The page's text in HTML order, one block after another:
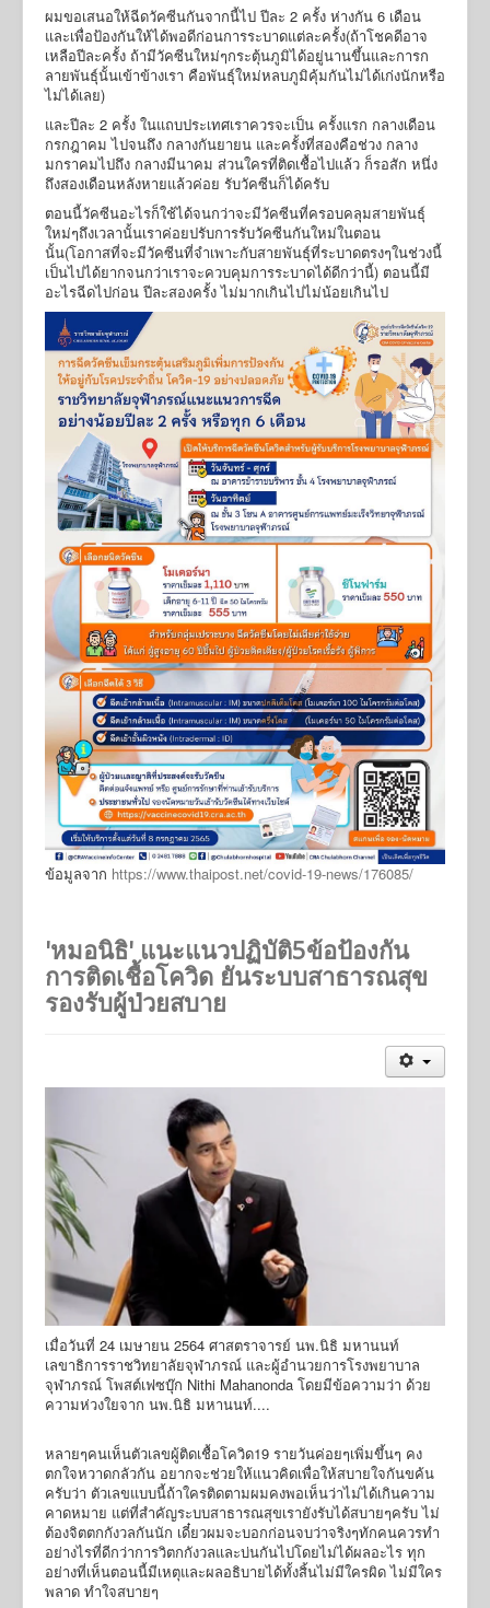
ผมขอเสนอให้ฉีดวัคซีนกันจากนี้ไป ปีละ 2 ครั้ง ห่างกัน 6 เดือน
และเพื่อป้องกันให้ได้พอดีก่อนการระบาดแต่ละครั้ง(ถ้าโชคดีอาจ
เหลือปีละครั้ง ถ้ามีวัคซีนใหม่ๆกระตุ้นภูมิได้อยู่นานขึ้นและการก
ลายพันธุ์นั้นเข้าข้างเรา คือพันธุ์ใหม่หลบภูมิคุ้มกันไม่ได้เก่งนักหรือ
ไม่ได้เลย)
และปีละ 2 ครั้ง ในแถบประเทศเราควรจะเป็น ครั้งแรก กลางเดือน
กรกฎาคม ไปจนถึง กลางกันยายน และครั้งที่สองคือช่วง กลาง
มกราคมไปถึง กลางมีนาคม ส่วนใครที่ติดเชื้อไปแล้ว ก็รอสัก หนึ่ง
ถึงสองเดือนหลังหายแล้วค่อย รับวัคซีนก็ได้ครับ
ตอนนี้วัคซีนอะไรก็ใช้ได้จนกว่าจะมีวัคซีนที่ครอบคลุมสายพันธุ์
ใหม่ๆถึงเวลานั้นเราค่อยปรับการรับวัคซีนกันใหม่ในตอน
นั้น(โอกาสที่จะมีวัคซีนที่จำเพาะกับสายพันธุ์ที่ระบาดตรงๆในช่วงนี้
เป็นไปได้ยากจนกว่าเราจะควบคุมการระบาดได้ดีกว่านี้) ตอนนี้มี
อะไรฉีดไปก่อน ปีละสองครั้ง ไม่มากเกินไปไม่น้อยเกินไป
ข้อมูลจาก https://www.thaipost.net/covid-19-news/176085/
'หมอนิธิ' แนะแนวปฏิบัติ5ข้อป้องกัน
การติดเชื้อโควิด ยันระบบสาธารณสุข
รองรับผู้ป่วยสบาย
เมื่อวันที่ 24 เมษายน 2564 ศาสตราจารย์ นพ.นิธิ มหานนท์
เลขาธิการราชวิทยาลัยจุฬาภรณ์ และผู้อำนวยการโรงพยาบาล
จุฬาภรณ์ โพสต์เฟซบุ๊ก Nithi Mahanonda โดยมีข้อความว่า ด้วย
ความห่วงใยจาก นพ.นิธิ มหานนท์....
หลายๆคนเห็นตัวเลขผู้ติดเชื้อโควิด19 รายวันค่อยๆเพิ่มขึ้นๆ คง
ตกใจหวาดกลัวกัน อยากจะช่วยให้แนวคิดเพื่อให้สบายใจกันขค้น
ครับว่า ตัวเลขแบบนี้ถ้าใครติดตามผมคงพอเห็นว่าไม่ได้เกินความ
คาดหมาย แต่ที่สำคัญระบบสาธารณสุขเรายังรับได้สบายๆครับ ไม่
ต้องจิตตกกังวลกันนัก เดี๋ยวผมจะบอกก่อนจบว่าจริงๆทักคนควรทำ
อย่างไรที่ดีกว่าการวิตกกังวลและบ่นกันไปโดยไม่ได้ผลอะไร ทุก
อย่างที่เห็นตอนนี้มีเหตุและผลอธิบายได้ทั้งสิ้นไม่มีใครผิด ไม่มีใคร
พลาด ทำใจสบายๆ